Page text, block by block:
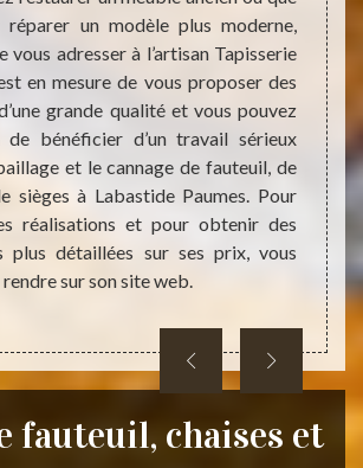
réparer un modèle plus moderne,
vous adresser à l’artisan Tapisserie
en mesure de vous proposer des
grande qualité et vous pouvez
bénéficier d’un travail sérieux
et le cannage de fauteuil, de
sièges à Labastide Paumes. Pour
réalisations et pour obtenir des
plus détaillées sur ses prix, vous
sur son site web.
de
cette
vous
les
fauteuil, chaises et